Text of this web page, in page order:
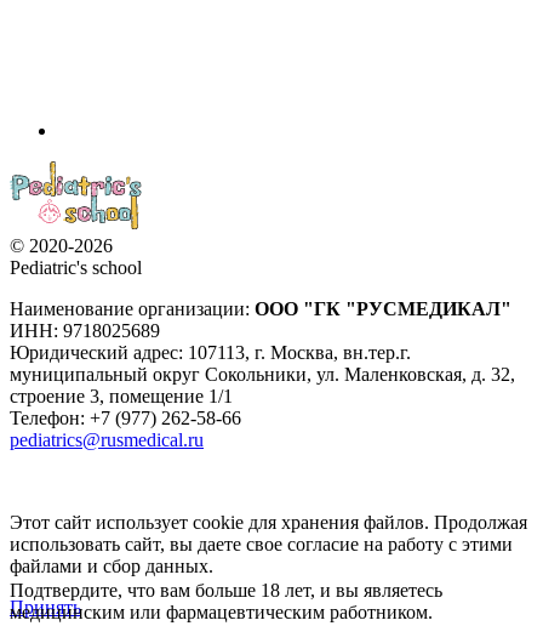
© 2020-2026
Pediatric's school
Наименование организации: ООО "ГК "РУСМЕДИКАЛ"
ИНН: 9718025689
Юридический адрес: 107113, г. Москва, вн.тер.г.
муниципальный округ Сокольники, ул. Маленковская, д. 32,
строение 3, помещение 1/1
Телефон: +7 (977) 262-58-66
pediatrics@rusmedical.ru
Этот сайт использует cookie для хранения файлов. Продолжая
использовать сайт, вы даете свое согласие на работу с этими
файлами и сбор данных.
Принять
Подтвердите, что вам больше 18 лет, и вы являетесь
медицинским или фармацевтическим работником.